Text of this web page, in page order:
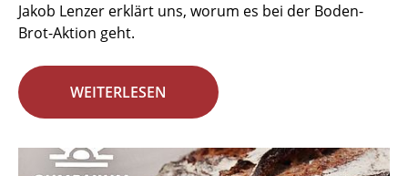
Jakob Lenzer erklärt uns, worum es bei der Boden-
Brot-Aktion geht.
WEITERLESEN